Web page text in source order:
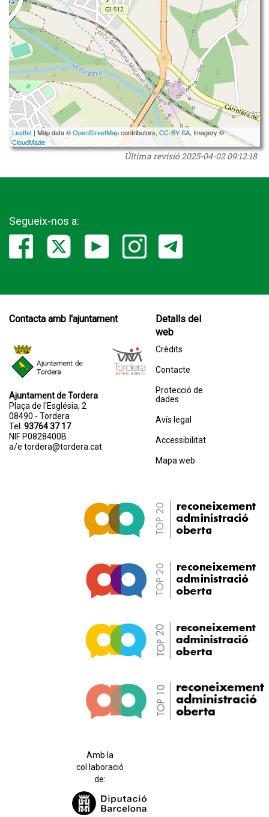
Leaflet | Map data ©OpenStreetMapcontributors, CC-BY-SA, Imagery ©
CloudMade
Última revisió2025-04-02 09:12:18
Segueix-nos a:
Contacta amb l'ajuntament
Ajuntament de Tordera
Plaça de l'Església, 2
08490 - Tordera
Tel. 93764 37 17
NIF P0828400B
a/e tordera@tordera.cat
Detalls del
web
Crèdits
Contacte
Protecció de
dades
Avís legal
Accessibilitat
Mapa web
Amb la
col·laboració
de: